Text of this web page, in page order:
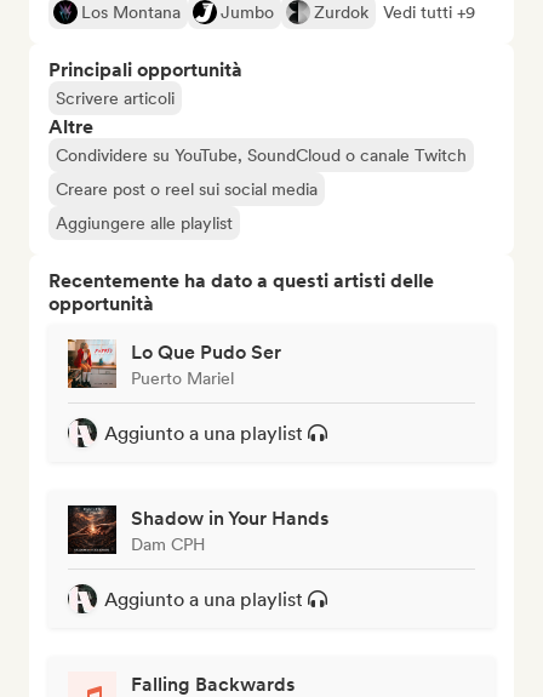
Los Montana
Jumbo Zurdok Vedi tutti +9
Principali opportunità
Scrivere articoli
Altre
Condividere su YouTube, SoundCloud o canale Twitch
Creare post o reel sui social media
Aggiungere alle playlist
Recentemente ha dato a questi artisti delle
opportunità
Lo Que Pudo Ser
Puerto Mariel
Aggiunto a una playlist
Shadow in Your Hands
Dam CPH
Aggiunto a una playlist
Falling Backwards